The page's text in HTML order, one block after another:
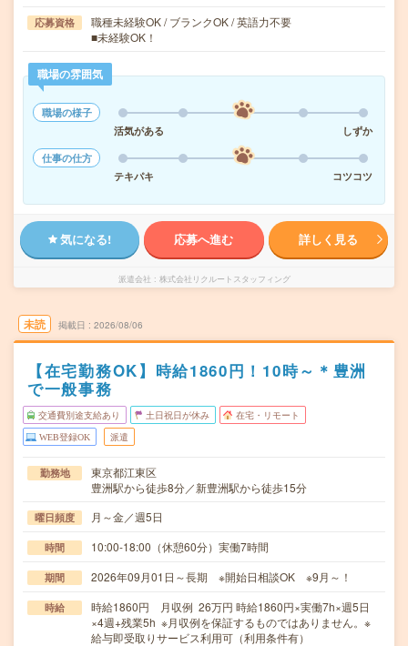
応募資格
職種未経験OK / ブランクOK / 英語力不要
■未経験OK！
職場の雰囲気
職場の様子
活気がある
しずか
仕事の仕方
テキパキ
コツコツ
気になる! 応募へ進む 詳しく見る
派遣会社 株式会社リクルートスタッフィング
未読 掲載日 2026/08/06
【在宅勤務OK】時給1860円！10時～＊豊洲
で一般事務
交通費別途支給あり 土日祝日が休み 在宅・リモート
WEB登録OK 派遣
勤務地
東京都江東区
豊洲駅から徒歩8分／新豊洲駅から徒歩15分
曜日頻度 月～金／週5日
時間 10:00-18:00（休憩60分）実働7時間
期間 2026年09月01日～長期 ※開始日相談OK ※9月～！
時給
時給1860円 月収例 26万円 時給1860円×実働7h×週5日
×4週+残業5h ※月収例を保証するものではありません。※
給与即受取りサービス利用可（利用条件有）